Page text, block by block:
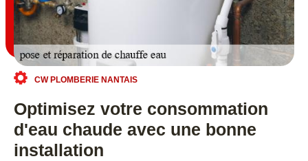
CW PLOMBERIE NANTAIS
Optimisez votre consommation
d'eau chaude avec une bonne
installation